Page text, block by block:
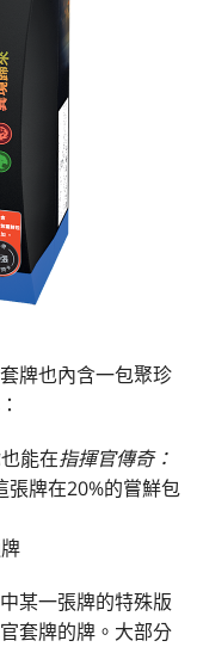
牌也內含一包聚珍
能在指揮官傳奇：
張牌在20%的嘗鮮包
某一張牌的特殊版
套牌的牌。大部分